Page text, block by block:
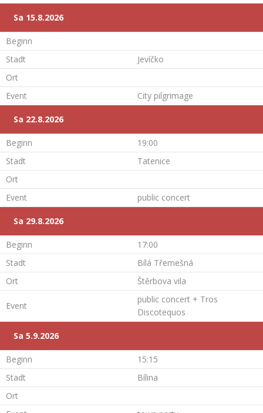
Sa 15.8.2026
Beginn
Stadt
Jevíčko
Ort
Event
City pilgrimage
Sa 22.8.2026
Beginn
19:00
Stadt
Tatenice
Ort
Event
public concert
Sa 29.8.2026
Beginn
17:00
Stadt
Bílá Třemešná
Ort
Štěrbova vila
Event
public concert + Tros
Discotequos
Sa 5.9.2026
Beginn
15:15
Stadt
Bílina
Ort